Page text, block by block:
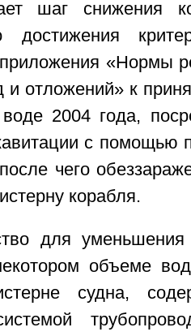
шаг снижения
достижения
«Нормы
и отложений» к
2004 года,
с помощью
чего
корабля.
для
объеме
судна,